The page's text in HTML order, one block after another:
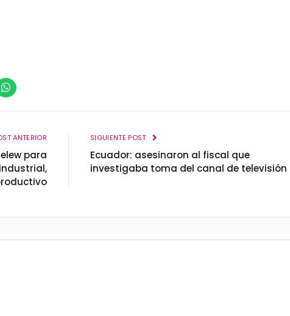
WhatsApp
ANTERIOR
para
SIGUIENTE POST
Ecuador: asesinaron al fiscal que
investigaba toma del canal de televisión